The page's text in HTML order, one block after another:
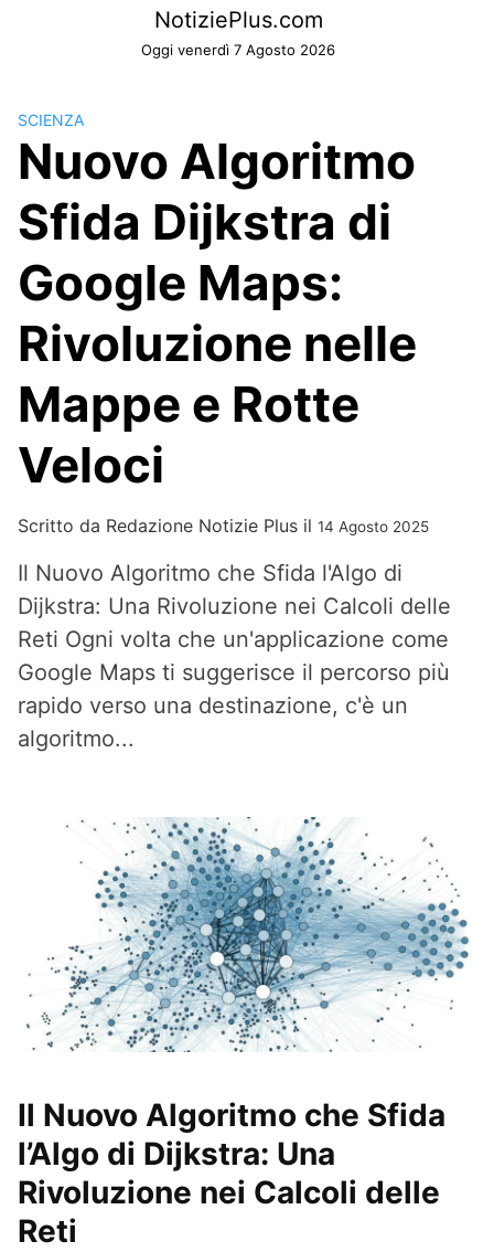
NotiziePlus.com
Oggi venerdì 7 Agosto 2026
SCIENZA
Nuovo Algoritmo
Sfida Dijkstra di
Google Maps:
Rivoluzione nelle
Mappe e Rotte
Veloci
Scritto da Redazione Notizie Plus il 14 Agosto 2025
Il Nuovo Algoritmo che Sfida l'Algo di
Dijkstra: Una Rivoluzione nei Calcoli delle
Reti Ogni volta che un'applicazione come
Google Maps ti suggerisce il percorso più
rapido verso una destinazione, c'è un
algoritmo...
Il Nuovo Algoritmo che Sfida
l’Algo di Dijkstra: Una
Rivoluzione nei Calcoli delle
Reti